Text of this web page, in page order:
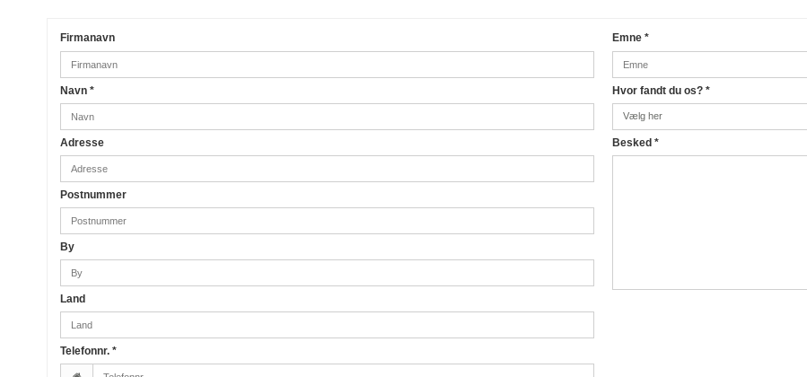
Firmanavn
Navn *
Adresse
Postnummer
By
Land
Telefonnr. *
Emne *
Hvor fandt du os? *
Besked *